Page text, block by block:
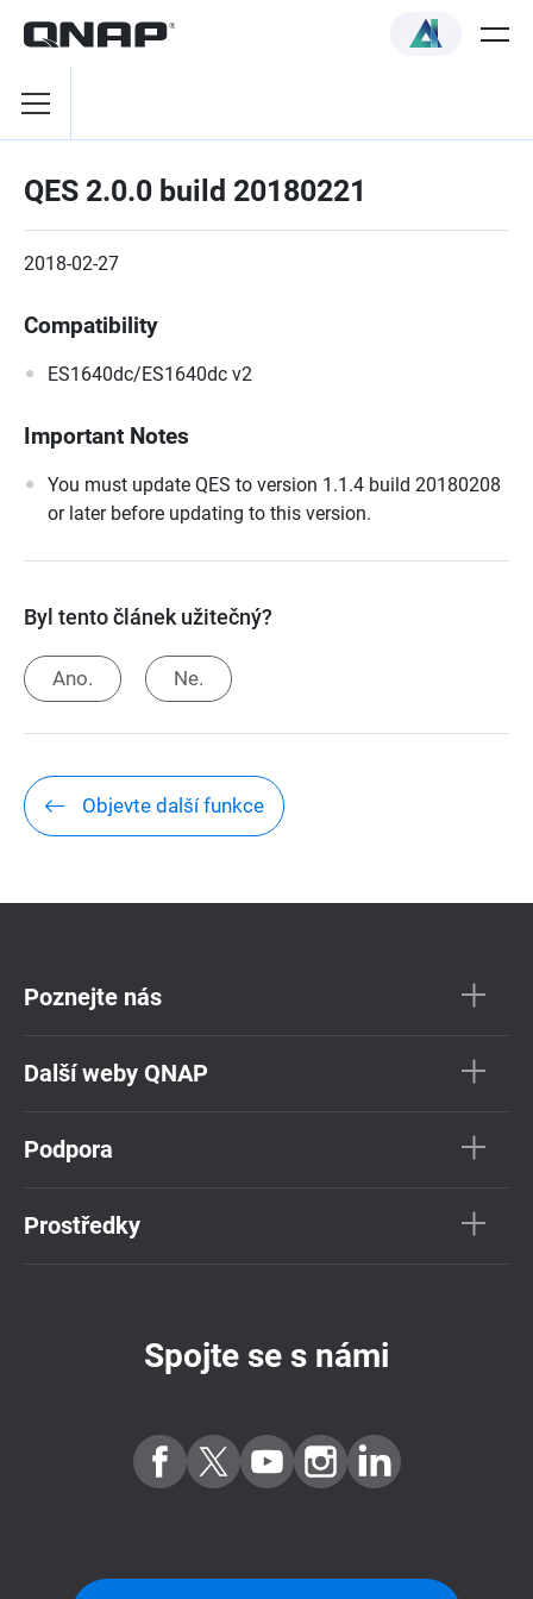
QES 2.0.0 build 20180221
2018-02-27
Compatibility
ES1640dc/ES1640dc v2
Important Notes
You must update QES to version 1.1.4 build 20180208
or later before updating to this version.
Byl tento článek užitečný?
Ano. Ne.
Objevte další funkce
Poznejte nás
Další weby QNAP
Podpora
Prostředky
Spojte se s námi